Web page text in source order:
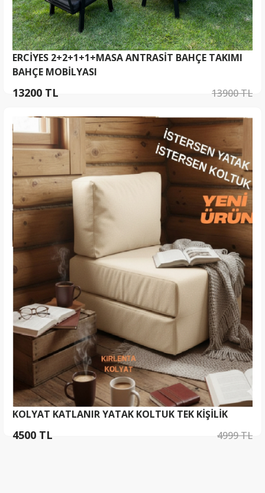
ERCİYES 2+2+1+1+MASA ANTRASİT BAHÇE TAKIMI
BAHÇE MOBİLYASI
13900 TL
13200 TL
KOLYAT KATLANIR YATAK KOLTUK TEK KİŞİLİK
4999 TL
4500 TL